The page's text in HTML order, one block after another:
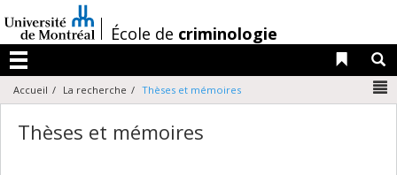
au
contenu
/École de criminologie
Menu
Liens
Accueil La recherche Thèses et mémoires
Thèses et mémoires